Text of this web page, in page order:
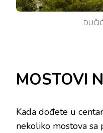
MOSTOVI
Kada dođete u
nekoliko mostova